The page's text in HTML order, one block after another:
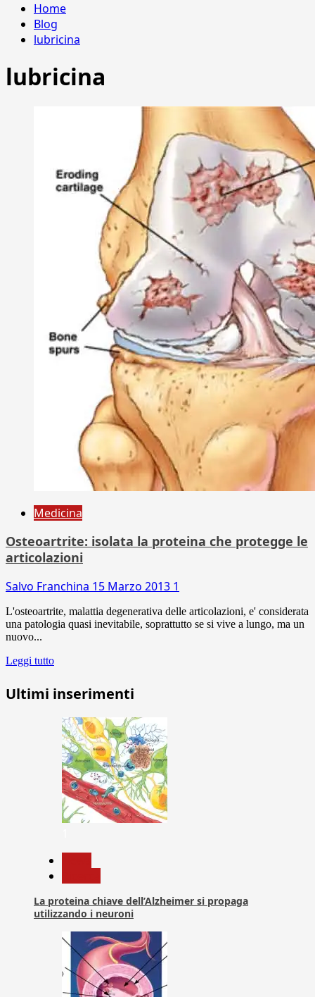
Home
Blog
lubricina
lubricina
Medicina
Osteoartrite: isolata la proteina che protegge le
articolazioni
Salvo Franchina 15 Marzo 2013 1
L'osteoartrite, malattia degenerativa delle articolazioni, e' considerata
una patologia quasi inevitabile, soprattutto se si vive a lungo, ma un
nuovo...
Leggi tutto
Ultimi inserimenti
La proteina chiave dell’Alzheimer si propaga
utilizzando i neuroni